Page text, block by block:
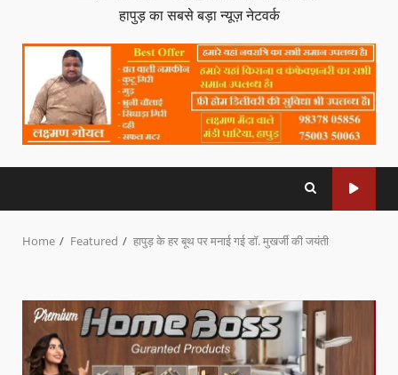
हापुड़ का सबसे बड़ा न्यूज़ नेटवर्क
Home Featured हापुड़ के हर बूथ पर मनाई गई डॉ. मुखर्जी की जयंती